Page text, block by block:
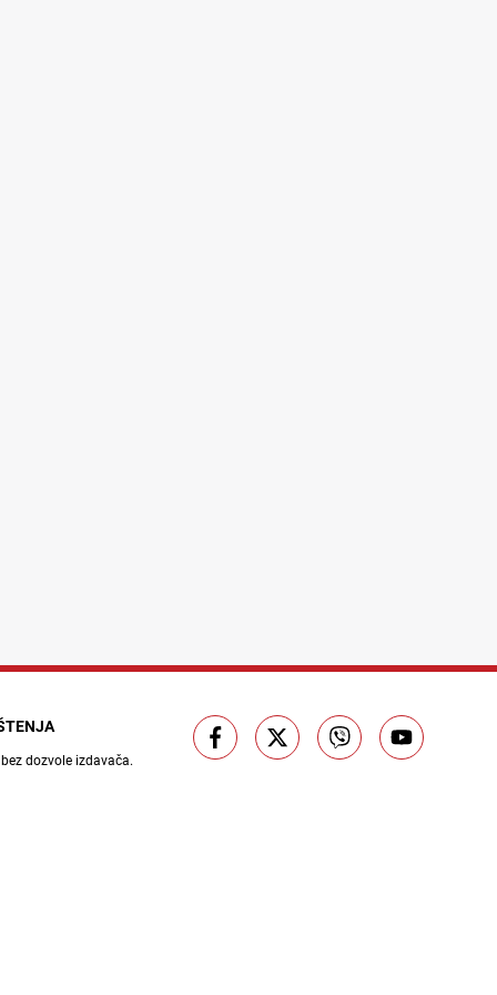
dozvole izdavača.